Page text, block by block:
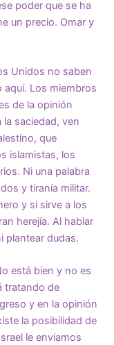
poder que se ha
un precio. Omar y
Unidos no saben
aquí. Los miembros
de la opinión
saciedad, ven
que
islamistas, los
Ni una palabra
y tiranía militar.
y si sirve a los
herejía. Al hablar
plantear dudas.
está bien y no es
tratando de
y en la opinión
la posibilidad de
le enviamos